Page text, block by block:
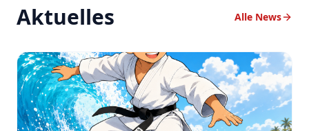
Aktuelles Alle News